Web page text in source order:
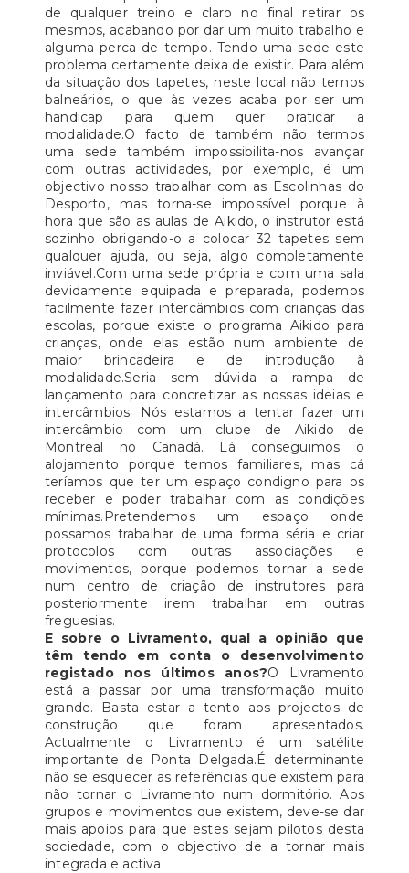
de qualquer treino e claro no final retirar os
mesmos, acabando por dar um muito trabalho e
alguma perca de tempo. Tendo uma sede este
problema certamente deixa de existir. Para além
da situação dos tapetes, neste local não temos
balneários, o que às vezes acaba por ser um
handicap para quem quer praticar a
modalidade.O facto de também não termos
uma sede também impossibilita-nos avançar
com outras actividades, por exemplo, é um
objectivo nosso trabalhar com as Escolinhas do
Desporto, mas torna-se impossível porque à
hora que são as aulas de Aikido, o instrutor está
sozinho obrigando-o a colocar 32 tapetes sem
qualquer ajuda, ou seja, algo completamente
inviável.Com uma sede própria e com uma sala
devidamente equipada e preparada, podemos
facilmente fazer intercâmbios com crianças das
escolas, porque existe o programa Aikido para
crianças, onde elas estão num ambiente de
maior brincadeira e de introdução à
modalidade.Seria sem dúvida a rampa de
lançamento para concretizar as nossas ideias e
intercâmbios. Nós estamos a tentar fazer um
intercâmbio com um clube de Aikido de
Montreal no Canadá. Lá conseguimos o
alojamento porque temos familiares, mas cá
teríamos que ter um espaço condigno para os
receber e poder trabalhar com as condições
mínimas.Pretendemos um espaço onde
possamos trabalhar de uma forma séria e criar
protocolos com outras associações e
movimentos, porque podemos tornar a sede
num centro de criação de instrutores para
posteriormente irem trabalhar em outras
freguesias.
E sobre o Livramento, qual a opinião que
têm tendo em conta o desenvolvimento
registado nos últimos anos?O Livramento
está a passar por uma transformação muito
grande. Basta estar a tento aos projectos de
construção que foram apresentados.
Actualmente o Livramento é um satélite
importante de Ponta Delgada.É determinante
não se esquecer as referências que existem para
não tornar o Livramento num dormitório. Aos
grupos e movimentos que existem, deve-se dar
mais apoios para que estes sejam pilotos desta
sociedade, com o objectivo de a tornar mais
integrada e activa.